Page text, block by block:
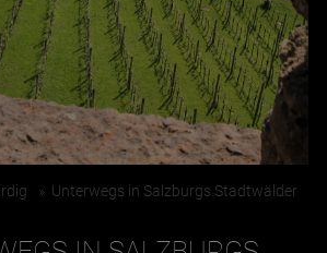
» Unterwegs in Salzburgs Stadtwälder